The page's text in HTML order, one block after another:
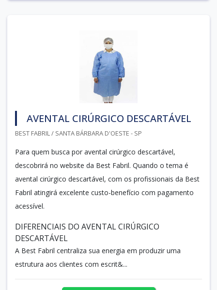
AVENTAL CIRÚRGICO DESCARTÁVEL
BEST FABRIL / SANTA BÁRBARA D'OESTE - SP
Para quem busca por avental cirúrgico descartável,
descobrirá no website da Best Fabril. Quando o tema é
avental cirúrgico descartável, com os profissionais da Best
Fabril atingirá excelente custo-benefício com pagamento
acessível.
DIFERENCIAIS DO AVENTAL CIRÚRGICO
DESCARTÁVEL
A Best Fabril centraliza sua energia em produzir uma
estrutura aos clientes com escrit&...